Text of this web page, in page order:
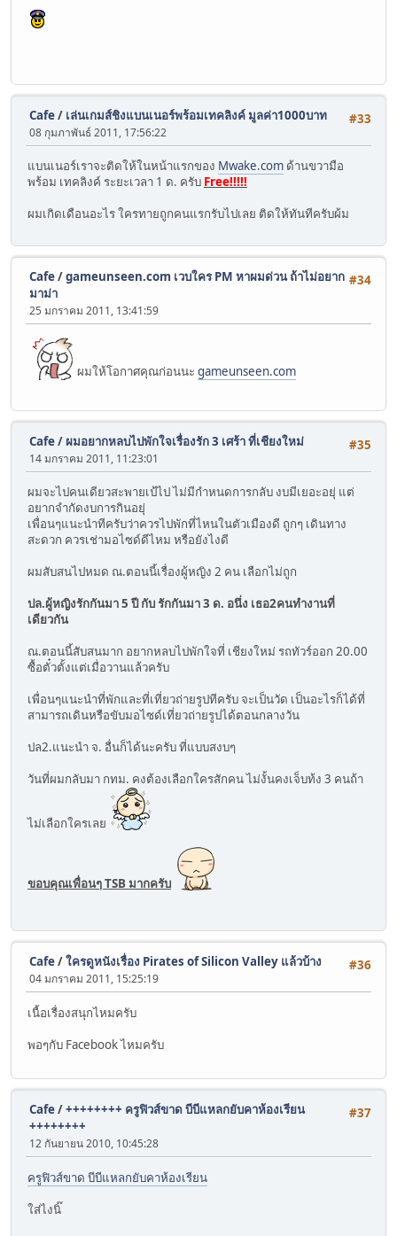
#33
Cafe/ เล่นเกมส์ชิงแบนเนอร์พร้อมเทคลิงค์ มูลค่า1000บาท
08 กุมภาพันธ์ 2011, 17:56:22
แบนเนอร์เราจะติดให้ในหน้าแรกของ Mwake.com ด้านขวามือ
พร้อม เทคลิงค์ ระยะเวลา 1 ด. ครับ Free!!!!!
ผมเกิดเดือนอะไร ใครทายถูกคนแรกรับไปเลย ติดให้ทันทีครับผ้ม
#34
Cafe/gameunseen.com เวบใคร PM หาผมด่วน ถ้าไม่อยาก
มาม่า
25 มกราคม 2011, 13:41:59
ผมให้โอกาศคุณก่อนนะ gameunseen.com
#35
Cafe/ผมอยากหลบไปพักใจเรื่องรัก 3 เศร้า ที่เชียงใหม่
14 มกราคม 2011, 11:23:01
ผมจะไปคนเดียวสะพายเป้ไป ไม่มีกำหนดการกลับ งบมีเยอะอยุ่ แต่
อยากจำกัดงบการกินอยุ่
เพื่อนๆแนะนำทีครับว่าควรไปพักที่ไหนในตัวเมืองดี ถูกๆ เดินทาง
สะดวก ควรเช่ามอไซด์ดีไหม หรือยังไงดี
ผมสับสนไปหมด ณ.ตอนนี้เรื่องผู้หญิง 2 คน เลือกไม่ถูก
ปล.ผู้หญิงรักกันมา 5 ปี กับ รักกันมา 3 ด. อนึ่ง เธอ2คนทำงานที่
เดียวกัน
ณ.ตอนนี้สับสนมาก อยากหลบไปพักใจที่ เชียงใหม่ รถทัวร์ออก 20.00
ซื้อตั๋วตั้งแต่เมื่อวานแล้วครับ
เพื่อนๆแนะนำที่พักและที่เที่ยวถ่ายรูปทีครับ จะเป็นวัด เป็นอะไรก็ได้ที่
สามารถเดินหรือขับมอไซด์เที่ยวถ่ายรูปได้ตอนกลางวัน
ปล2.แนะนำ จ. อื่นก็ได้นะครับ ที่แบบสงบๆ
วันที่ผมกลับมา กทม. คงต้องเลือกใครสักคน ไม่งั้นคงเจ็บท้ง 3 คนถ้า
ไม่เลือกใครเลย
ขอบคุณเพื่อนๆ TSB มากครับ
#36
Cafe/ใครดูหนังเรื่อง Pirates of Silicon Valley แล้วบ้าง
04 มกราคม 2011, 15:25:19
เนื้อเรื่องสนุกไหมครับ
พอๆกับ Facebook ไหมครับ
#37
Cafe/++++++++ ครูฟิวส์ขาด บีบีแหลกยับคาห้องเรียน
++++++++
12 กันยายน 2010, 10:45:28
ครูฟิวส์ขาด บีบีแหลกยับคาห้องเรียน
ใส่ไงนิ๊